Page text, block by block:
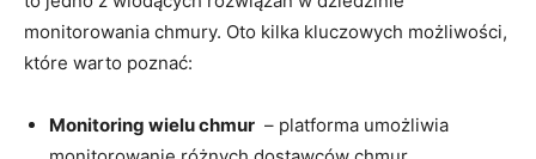
monitorowania chmury. Oto⁤ kilka kluczowych możliwości,
które warto‌ poznać:
Monitoring wielu chmur ⁤ – platforma umożliwia